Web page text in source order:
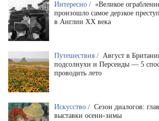
Интересно / «Великое
произошло самое дерзкое
в Англии XX века
Путешествия / Август в
подсолнухи и Персеиды — 5
проводить лето
Искусство / Сезон диалогов:
выставки осени-зимы